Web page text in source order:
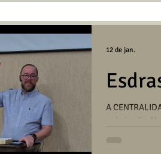
A
pelo irmão
12 de jan.